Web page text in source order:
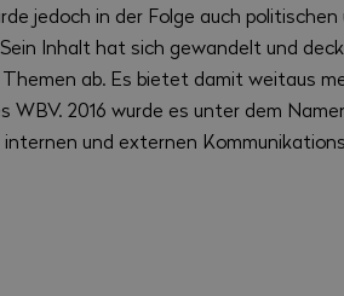
jedoch in der Folge auch
Inhalt hat sich gewandelt und
ab. Es bietet damit weitaus
WBV. 2016 wurde es unter dem
und externen